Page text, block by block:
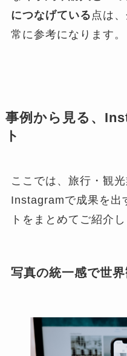
につなげている 点は
常に参考になります。
事例から見る、
ト
ここでは、旅行・観
Instagramで成果を出
トをまとめてご紹介し
写真の統一感で世